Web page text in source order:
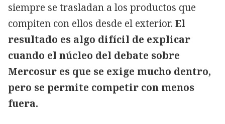
siempre se trasladan a los productos que
compiten con ellos desde el exterior. El
resultado es algo difícil de explicar
cuando el núcleo del debate sobre
Mercosur es que se exige mucho dentro,
pero se permite competir con menos
fuera.